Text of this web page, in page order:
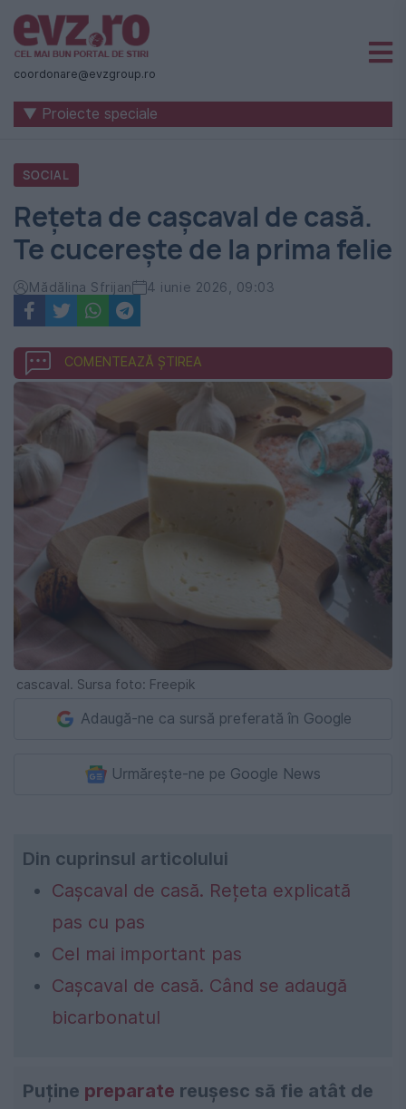
Știri
naționale
internaționale
România
-
Evenimentul
Zilei
coordonare@evzgroup.ro
▼ Proiecte speciale
SOCIAL
Rețeta de cașcaval de casă.
Te cucerește de la prima felie
Mădălina Sfrijan 4 iunie 2026, 09:03
COMENTEAZĂ ȘTIREA
cascaval. Sursa foto: Freepik
Adaugă-ne ca sursă preferată în Google
Urmărește-ne pe Google News
Din cuprinsul articolului
Cașcaval de casă. Rețeta explicată
pas cu pas
Cel mai important pas
Cașcaval de casă. Când se adaugă
bicarbonatul
Puține preparate reușesc să fie atât de